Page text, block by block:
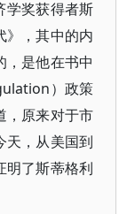
学奖获得者斯
》，其中的内
，是他在书中
）政策
，原来对于市
天，从美国到
明了斯蒂格利